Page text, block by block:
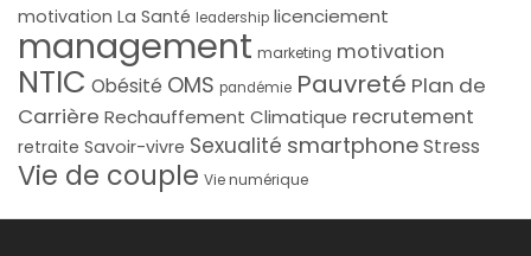
motivation La Santé leadership licenciement
management marketing motivation
NTIC Obésité OMS pandémie Pauvreté Plan de
Carrière Rechauffement Climatique recrutement
retraite Savoir-vivre Sexualité smartphoneStress
Vie de couple Vie numérique